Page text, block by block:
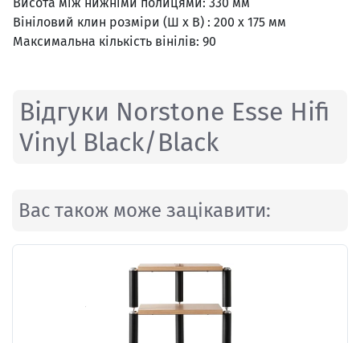
Вініловий клин розміри (Ш x В) : 200 x 175 мм
Максимальна кількість вінілів: 90
Відгуки Norstone Esse Hifi
Vinyl Black/Black
Вас також може зацікавити: